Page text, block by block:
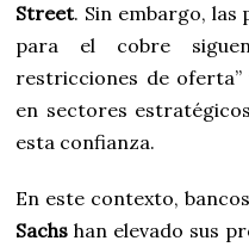
Street. Sin embargo, las
para el cobre
restricciones de
en sectores
esta confianza.
En este contexto,
Sachs han elevado sus